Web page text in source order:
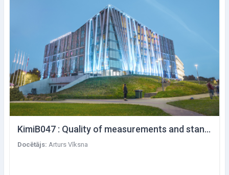
KimiB047 : Quality of measurements and standardization
Docētājs: Arturs Vīksna